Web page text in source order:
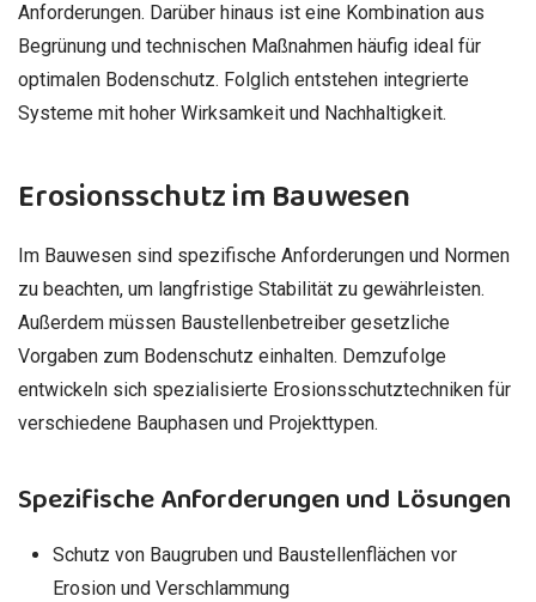
Anforderungen. Darüber hinaus ist eine Kombination aus
Begrünung und technischen Maßnahmen häufig ideal für
optimalen Bodenschutz. Folglich entstehen integrierte
Systeme mit hoher Wirksamkeit und Nachhaltigkeit.
Erosionsschutz im Bauwesen
Im Bauwesen sind spezifische Anforderungen und Normen
zu beachten, um langfristige Stabilität zu gewährleisten.
Außerdem müssen Baustellenbetreiber gesetzliche
Vorgaben zum Bodenschutz einhalten. Demzufolge
entwickeln sich spezialisierte Erosionsschutztechniken für
verschiedene Bauphasen und Projekttypen.
Spezifische Anforderungen und Lösungen
Schutz von Baugruben und Baustellenflächen vor
Erosion und Verschlammung